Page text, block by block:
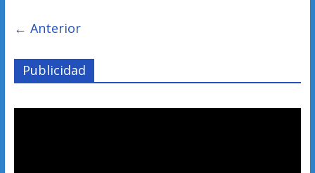
← Anterior
Publicidad